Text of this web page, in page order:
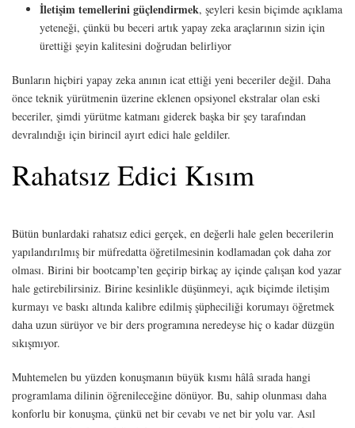
İletişim temellerini güçlendirmek, şeyleri kesin biçimde açıklama
yeteneği, çünkü bu beceri artık yapay zeka araçlarının sizin için
ürettiği şeyin kalitesini doğrudan belirliyor
Bunların hiçbiri yapay zeka anının icat ettiği yeni beceriler değil. Daha
önce teknik yürütmenin üzerine eklenen opsiyonel ekstralar olan eski
beceriler, şimdi yürütme katmanı giderek başka bir şey tarafından
devralındığı için birincil ayırt edici hale geldiler.
Rahatsız Edici Kısım
Bütün bunlardaki rahatsız edici gerçek, en değerli hale gelen becerilerin
yapılandırılmış bir müfredatta öğretilmesinin kodlamadan çok daha zor
olması. Birini bir bootcamp’ten geçirip birkaç ay içinde çalışan kod yazar
hale getirebilirsiniz. Birine kesinlikle düşünmeyi, açık biçimde iletişim
kurmayı ve baskı altında kalibre edilmiş şüpheciliği korumayı öğretmek
daha uzun sürüyor ve bir ders programına neredeyse hiç o kadar düzgün
sıkışmıyor.
Muhtemelen bu yüzden konuşmanın büyük kısmı hâlâ sırada hangi
programlama dilinin öğrenileceğine dönüyor. Bu, sahip olunması daha
konforlu bir konuşma, çünkü net bir cevabı ve net bir yolu var. Asıl